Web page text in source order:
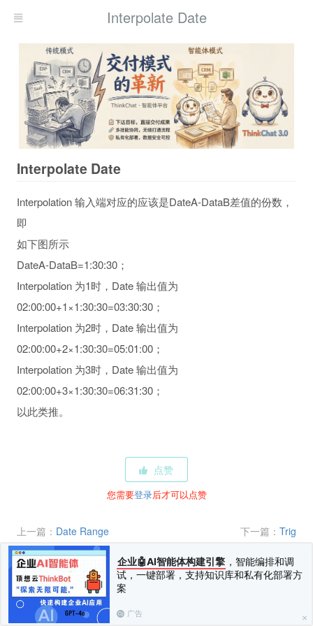
企业🤖AI智能体构建引擎 ，智能编排和调
试，一键部署，支持知识库和私有化部署方
案
广告
Interpolate Date
Interpolate Date
Interpolation 输入端对应的应该是DateA-DataB差值的份数，
即
如下图所示
DateA-DataB=1:30:30；
Interpolation 为1时，Date 输出值为
02:00:00+1×1:30:30=03:30:30；
Interpolation 为2时，Date 输出值为
02:00:00+2×1:30:30=05:01:00；
Interpolation 为3时，Date 输出值为
02:00:00+3×1:30:30=06:31:30；
以此类推。
点赞
您需要登录后才可以点赞
上一篇： Date Range 下一篇： Trig
相关评论(0)